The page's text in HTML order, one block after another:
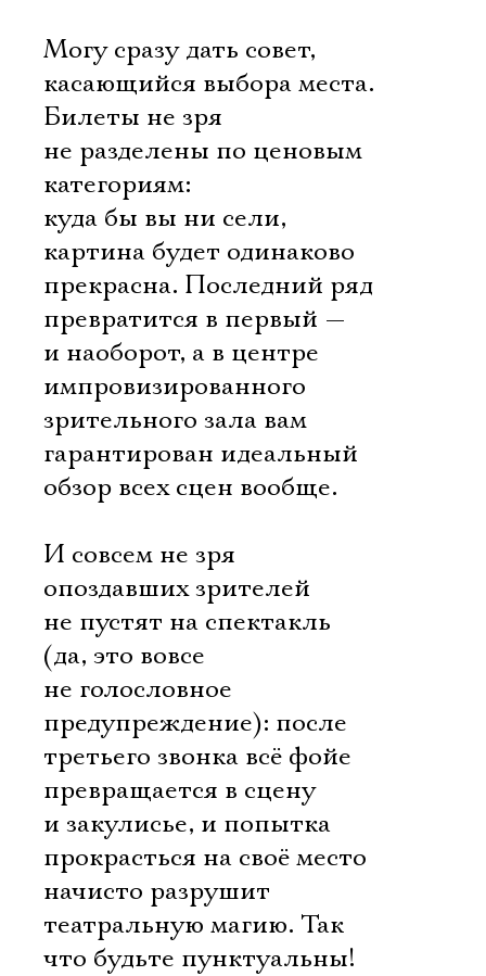
Могу сразу дать совет,
касающийся выбора места.
Билеты не зря
не разделены по ценовым
категориям:
куда бы вы ни сели,
картина будет одинаково
прекрасна. Последний ряд
превратится в первый —
и наоборот, а в центре
импровизированного
зрительного зала вам
гарантирован идеальный
обзор всех сцен вообще.
И совсем не зря
опоздавших зрителей
не пустят на спектакль
(да, это вовсе
не голословное
предупреждение): после
третьего звонка всё фойе
превращается в сцену
и закулисье, и попытка
прокрасться на своё место
начисто разрушит
театральную магию. Так
что будьте пунктуальны!